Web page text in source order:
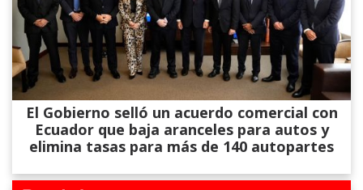
El Gobierno selló un acuerdo comercial con
Ecuador que baja aranceles para autos y
elimina tasas para más de 140 autopartes